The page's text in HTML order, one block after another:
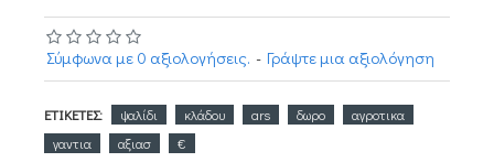
Σύμφωνα με 0 αξιολογήσεις. - Γράψτε μια αξιολόγηση
ΕΤΙΚΈΤΕΣ: ψαλίδι κλάδου ars δωρο
αγροτικα
γαντια
αξιασ €